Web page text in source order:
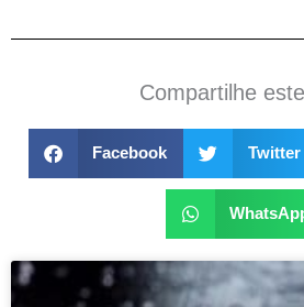
Compartilhe
Facebook Twitter